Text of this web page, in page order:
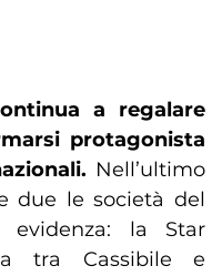
a regalare
protagonista
Nell’ultimo
due le società del
la Star
tra Cassibile e